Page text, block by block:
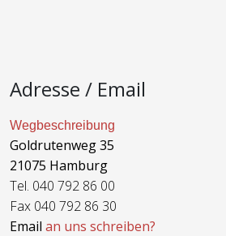
Adresse / Email
Wegbeschreibung
Goldrutenweg 35
21075 Hamburg
Tel. 040 792 86 00
Fax 040 792 86 30
Email an uns schreiben?